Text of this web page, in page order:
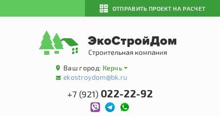
ОТПРАВИТЬ ПРОЕКТ НА РАСЧЕТ
Ваш город: Керчь
ekostroydom@bk.ru
+7 (921) 022-22-92